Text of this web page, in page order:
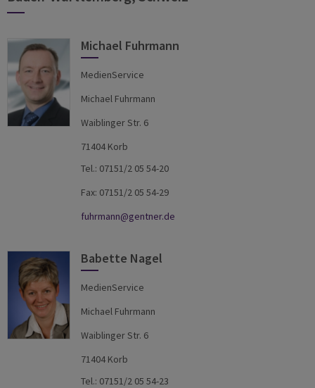
Michael Fuhrmann
MedienService
Michael Fuhrmann
Waiblinger Str. 6
71404 Korb
Tel.: 07151/2 05 54-20
Fax: 07151/2 05 54-29
fuhrmann@gentner.de
Babette Nagel
MedienService
Michael Fuhrmann
Waiblinger Str. 6
71404 Korb
Tel.: 07151/2 05 54-23